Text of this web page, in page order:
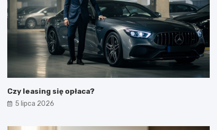
Czy leasing się opłaca?
5 lipca 2026